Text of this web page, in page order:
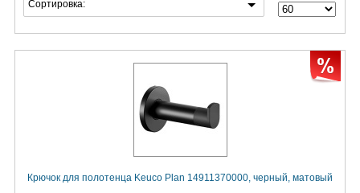
Сортировка:
Крючок для полотенца Keuco Plan 14911370000, черный, матовый